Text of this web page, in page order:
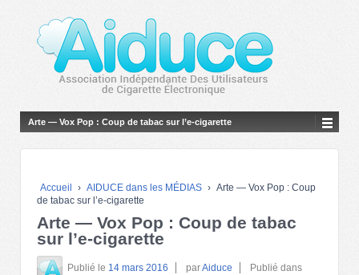
Arte — Vox Pop : Coup de tabac sur l’e-cigarette
Accueil › AIDUCE dans les MÉDIAS › Arte — Vox Pop : Coup
de tabac sur l’e-cigarette
Arte — Vox Pop : Coup de tabac
sur l’e-cigarette
Publié le 14 mars 2016 parAiduce
Publié dans